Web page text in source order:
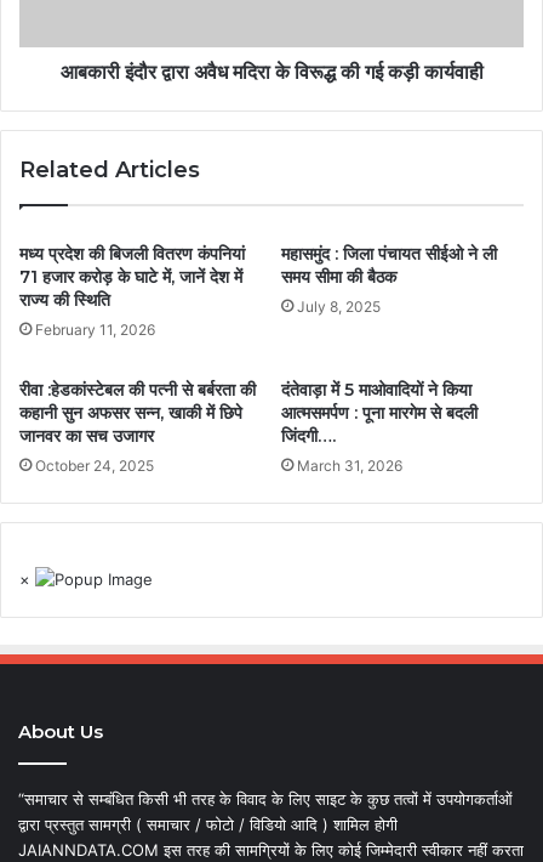
आबकारी इंदौर द्वारा अवैध मदिरा के विरूद्ध की गई कड़ी कार्यवाही
Related Articles
मध्य प्रदेश की बिजली वितरण कंपनियां
71 हजार करोड़ के घाटे में, जानें देश में
राज्य की स्थिति
February 11, 2026
महासमुंद : जिला पंचायत सीईओ ने ली
समय सीमा की बैठक
July 8, 2025
रीवा :हेडकांस्टेबल की पत्नी से बर्बरता की
कहानी सुन अफसर सन्न, खाकी में छिपे
जानवर का सच उजागर
October 24, 2025
दंतेवाड़ा में 5 माओवादियों ने किया
आत्मसमर्पण : पूना मारगेम से बदली
जिंदगी….
March 31, 2026
×
About Us
“समाचार से सम्बंधित किसी भी तरह के विवाद के लिए साइट के कुछ तत्वों में उपयोगकर्ताओं
द्वारा प्रस्तुत सामग्री ( समाचार / फोटो / विडियो आदि ) शामिल होगी
JAIANNDATA.COM इस तरह की सामग्रियों के लिए कोई जिम्मेदारी स्वीकार नहीं करता